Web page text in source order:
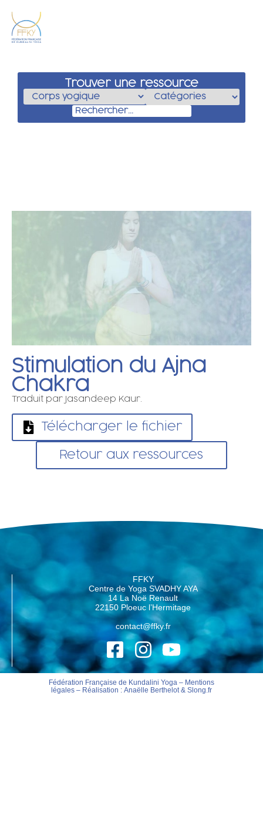
Trouver une ressource
Stimulation du Ajna
Chakra
Traduit par Jasandeep Kaur.
Télécharger le fichier
Retour aux ressources
FFKY
Centre de Yoga SVADHY AYA
14 La Noë Renault
22150 Ploeuc l’Hermitage
contact@ffky.fr
Fédération Française de Kundalini Yoga – Mentions
légales– Réalisation : Anaëlle Berthelot& Slong.fr